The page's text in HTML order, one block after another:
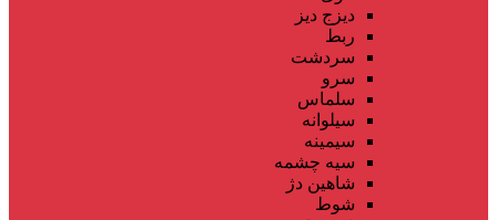
دیزج دیز
ربط
سردشت
سرو
سلماس
سیلوانه
سیمینه
سیه چشمه
شاهین دژ
شوط